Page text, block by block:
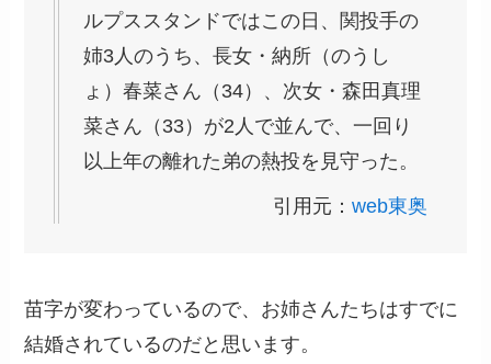
ルプススタンドではこの日、関投手の
姉3人のうち、長女・納所（のうし
ょ）春菜さん（34）、次女・森田真理
菜さん（33）が2人で並んで、一回り
以上年の離れた弟の熱投を見守った。
引用元： web東奥
苗字が変わっているので、お姉さんたちはすでに
結婚されているのだと思います。